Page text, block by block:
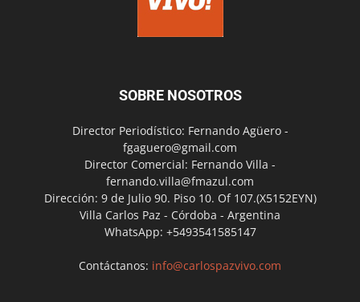
SOBRE NOSOTROS
Director Periodístico: Fernando Agüero -
fgaguero@gmail.com
Director Comercial: Fernando Villa -
fernando.villa@fmazul.com
Dirección: 9 de Julio 90. Piso 10. Of 107.(X5152EYN)
Villa Carlos Paz - Córdoba - Argentina
WhatsApp: +5493541585147
Contáctanos: info@carlospazvivo.com